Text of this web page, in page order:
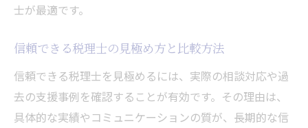
士が最適です。
信頼できる税理士の見極め方と比較方法
信頼できる税理士を見極めるには、実際の相談対応や過
去の支援事例を確認することが有効です。その理由は、
具体的な実績やコミュニケーションの質が、長期的な信